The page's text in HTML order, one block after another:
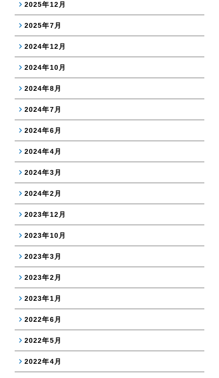
2025年12月
2025年7月
2024年12月
2024年10月
2024年8月
2024年7月
2024年6月
2024年4月
2024年3月
2024年2月
2023年12月
2023年10月
2023年3月
2023年2月
2023年1月
2022年6月
2022年5月
2022年4月